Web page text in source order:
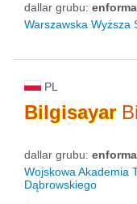
dallar grubu:
Warszawska Wyższa
PL
Bilgisayar
dallar grubu:
Wojskowa Akademia
Dąbrowskiego